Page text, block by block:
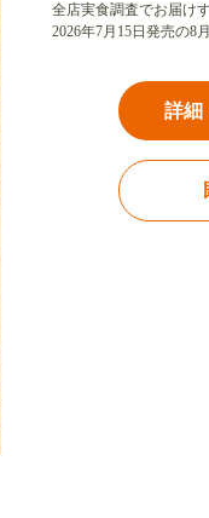
全店実食調査でお届け
2026年7月15日発売の8
詳細